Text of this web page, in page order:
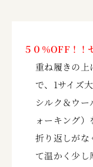
５０％OFF！！
重ね履きの上
で、1サイズ
シルク＆ウ
ォーキング）
折り返しがな
て温かく少し